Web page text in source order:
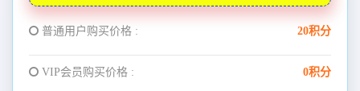
普通用户购买价格 : 20积分
VIP会员购买价格 : 0积分